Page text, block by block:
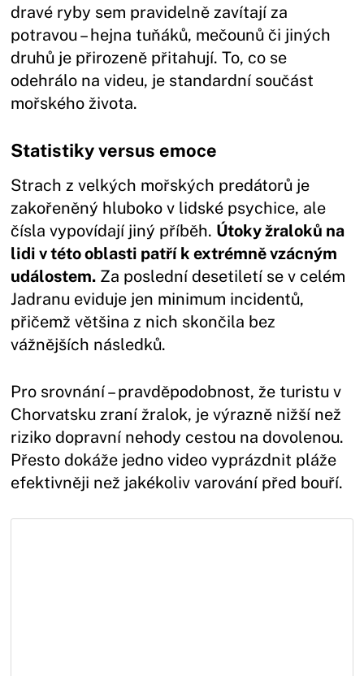
dravé ryby sem pravidelně zavítají za
potravou – hejna tuňáků, mečounů či jiných
druhů je přirozeně přitahují. To, co se
odehrálo na videu, je standardní součást
mořského života.
Statistiky versus emoce
Strach z velkých mořských predátorů je
zakořeněný hluboko v lidské psychice, ale
čísla vypovídají jiný příběh. Útoky žraloků na
lidi v této oblasti patří k extrémně vzácným
událostem. Za poslední desetiletí se v celém
Jadranu eviduje jen minimum incidentů,
přičemž většina z nich skončila bez
vážnějších následků.
Pro srovnání – pravděpodobnost, že turistu v
Chorvatsku zraní žralok, je výrazně nižší než
riziko dopravní nehody cestou na dovolenou.
Přesto dokáže jedno video vyprázdnit pláže
efektivněji než jakékoliv varování před bouří.